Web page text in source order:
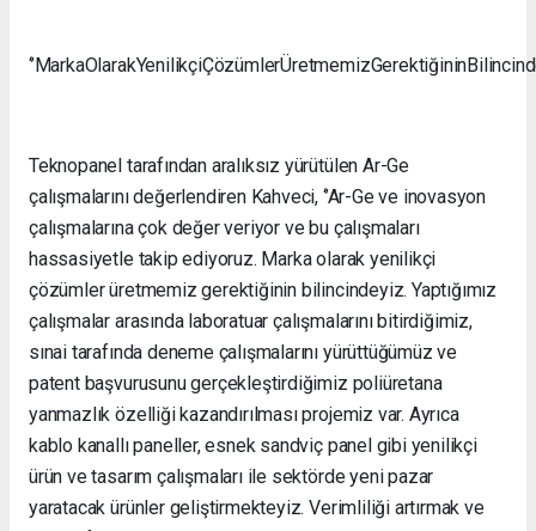
Teknopanel tarafından aralıksız yürütülen Ar-Ge
çalışmalarını değerlendiren Kahveci, ‘’Ar-Ge ve inovasyon
çalışmalarına çok değer veriyor ve bu çalışmaları
hassasiyetle takip ediyoruz. Marka olarak yenilikçi
çözümler üretmemiz gerektiğinin bilincindeyiz. Yaptığımız
çalışmalar arasında laboratuar çalışmalarını bitirdiğimiz,
sınai tarafında deneme çalışmalarını yürüttüğümüz ve
patent başvurusunu gerçekleştirdiğimiz poliüretana
yanmazlık özelliği kazandırılması projemiz var. Ayrıca
kablo kanallı paneller, esnek sandviç panel gibi yenilikçi
ürün ve tasarım çalışmaları ile sektörde yeni pazar
yaratacak ürünler geliştirmekteyiz. Verimliliği artırmak ve